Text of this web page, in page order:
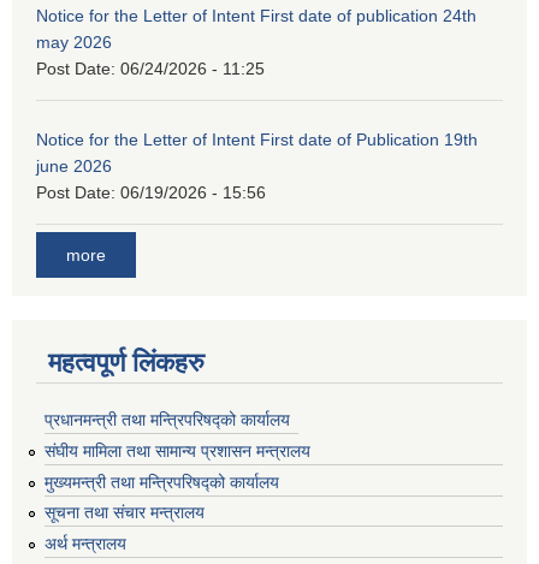
Notice for the Letter of Intent First date of publication 24th
may 2026
Post Date: 06/24/2026 - 11:25
Notice for the Letter of Intent First date of Publication 19th
june 2026
Post Date: 06/19/2026 - 15:56
more
महत्वपूर्ण लिंकहरु
प्रधानमन्त्री तथा मन्त्रिपरिषद्को कार्यालय
संघीय मामिला तथा सामान्य प्रशासन मन्त्रालय
मुख्यमन्त्री तथा मन्त्रिपरिषद्को कार्यालय
सूचना तथा संचार मन्त्रालय
अर्थ मन्त्रालय